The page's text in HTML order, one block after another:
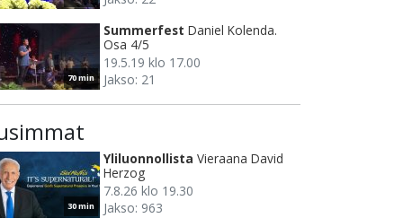
70 min
Summerfest Daniel Kolenda.
Osa 4/5
19.5.19 klo 17.00
Jakso: 21
30 min
Yliluonnollista Vieraana David
Herzog
7.8.26 klo 19.30
Jakso: 963